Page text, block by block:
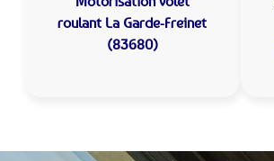
roulant La Garde-Freinet
(83680)